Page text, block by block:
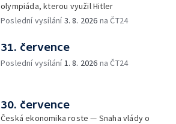
olympiáda, kterou využil Hitler
Poslední vysílání3. 8. 2026 na ČT24
31. července
Poslední vysílání1. 8. 2026 na ČT24
30. července
Česká ekonomika roste — Snaha vlády o